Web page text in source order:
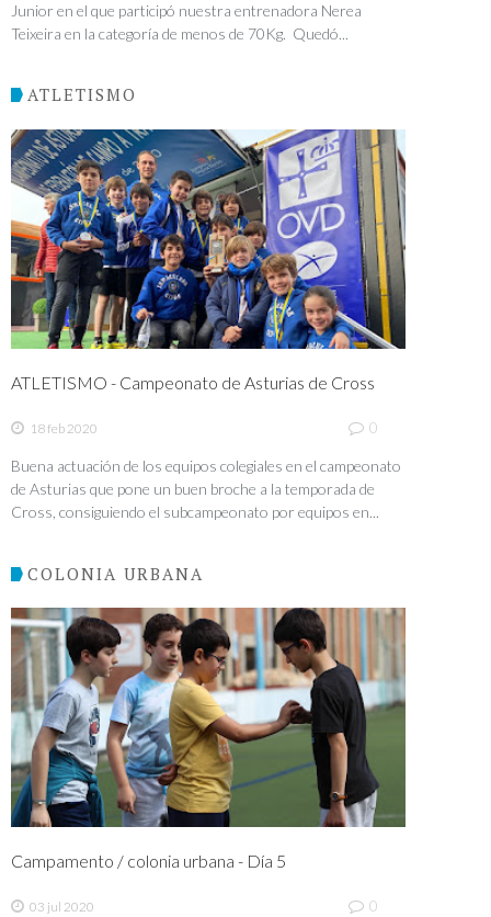
Junior en el que participó nuestra entrenadora Nerea
Teixeira en la categoría de menos de 70Kg. Quedó...
ATLETISMO
ATLETISMO - Campeonato de Asturias de Cross
18 feb 2020 0
Buena actuación de los equipos colegiales en el campeonato
de Asturias que pone un buen broche a la temporada de
Cross, consiguiendo el subcampeonato por equipos en...
COLONIA URBANA
Campamento / colonia urbana - Día 5
03 jul 2020 0